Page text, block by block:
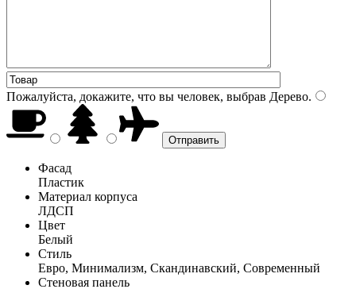
Пожалуйста, докажите, что вы человек, выбрав Дерево.
Фасад
Пластик
Материал корпуса
ЛДСП
Цвет
Белый
Стиль
Евро, Минимализм, Скандинавский, Современный
Стеновая панель